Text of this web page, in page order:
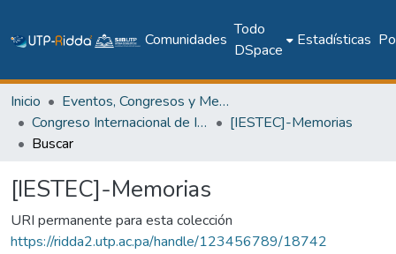
Comunidades
Todo
DSpace
Estadísticas
Inicio
Eventos, Congresos y Memorias Académicas
Congreso Internacional de Ingeniería, Ciencias y Tecnología
[IESTEC]-Memorias
Buscar
[IESTEC]-Memorias
URI permanente para esta colección
https://ridda2.utp.ac.pa/handle/123456789/18742